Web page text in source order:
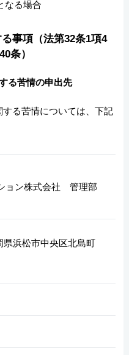
なる場合
事項（法第32条1項4
条）
る苦情の申出先
る苦情については、下記
ョン株式会社 管理部
浜松市中央区北島町